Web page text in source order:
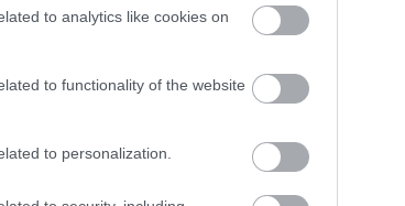
to analytics like cookies on
to functionality of the website
to personalization.